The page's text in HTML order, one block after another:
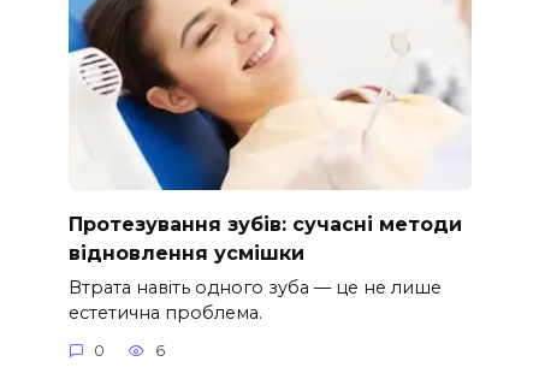
Протезування зубів: сучасні методи
відновлення усмішки
Втрата навіть одного зуба — це не лише
естетична проблема.
0 6